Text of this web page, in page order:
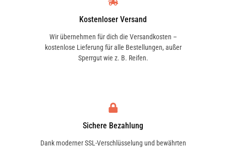
Kostenloser Versand
Wir übernehmen für dich die Versandkosten –
kostenlose Lieferung für alle Bestellungen, außer
Sperrgut wie z. B. Reifen.
Sichere Bezahlung
Dank moderner SSL-Verschlüsselung und bewährten